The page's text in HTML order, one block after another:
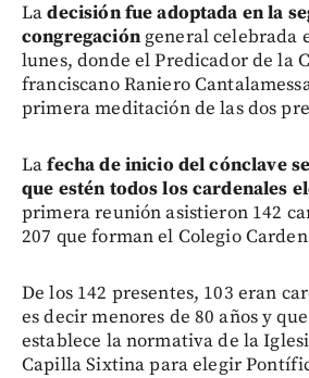
Ladecisión fue adoptada en la
congregacióngeneral celebrada
lunes, donde el Predicador de la
franciscano Raniero
primera meditación de las dos
Lafecha de inicio del cónclave
que estén todos los cardenales
primera reunión asistieron 142
207 que forman el Colegio
De los 142 presentes, 103 eran
es decir menores de 80 años y
establece la normativa de la
Capilla Sixtina para elegir